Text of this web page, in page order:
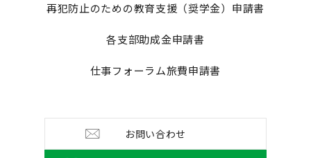
再犯防止のための教育支援（奨学金）申請書
各支部助成金申請書
仕事フォーラム旅費申請書
お問い合わせ